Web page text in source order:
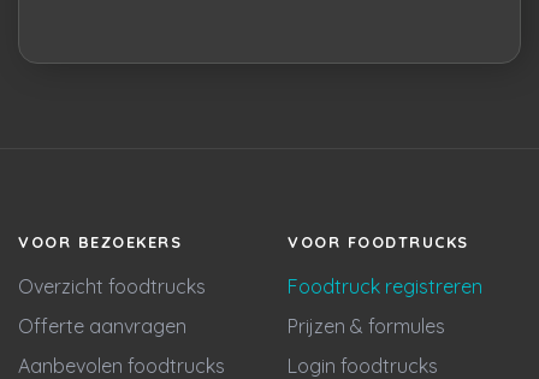
VOOR BEZOEKERS
Overzicht foodtrucks
Offerte aanvragen
Aanbevolen foodtrucks
VOOR FOODTRUCKS
Foodtruck registreren
Prijzen & formules
Login foodtrucks